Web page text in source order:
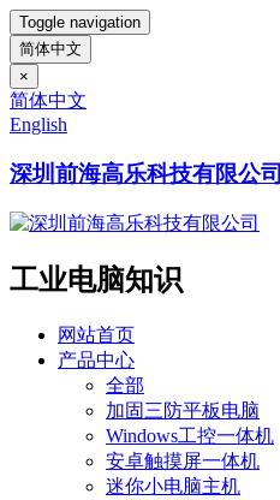
Toggle navigation
简体中文
×
简体中文
English
深圳前海高乐科技有限公司
工业电脑知识
网站首页
产品中心
全部
加固三防平板电脑
Windows工控一体机
安卓触摸屏一体机
迷你小电脑主机